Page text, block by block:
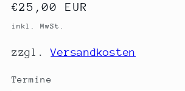
Normaler
Preis
€25,00 EUR
inkl. MwSt.
zzgl.Versandkosten
Termine